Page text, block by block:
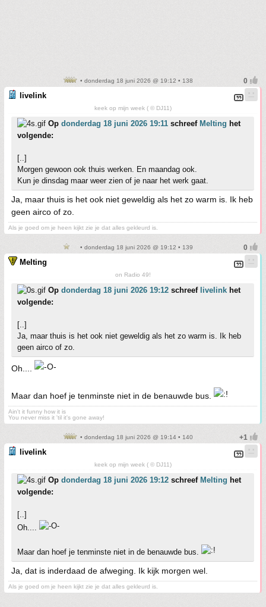
• donderdag 18 juni 2026 @ 19:12 • 138
livelink
keek op mijn week ( © DJ11)
Op donderdag 18 juni 2026 19:11 schreef Melting het
volgende:
[..]
Morgen gewoon ook thuis werken. En maandag ook.
Kun je dinsdag maar weer zien of je naar het werk gaat.
Ja, maar thuis is het ook niet geweldig als het zo warm is. Ik heb
geen airco of zo.
Als je goed om je heen kijkt zie je dat alles gekleurd is.
• donderdag 18 juni 2026 @ 19:12 • 139
Melting
on Radio 49!
Op donderdag 18 juni 2026 19:12 schreef livelink het
volgende:
[..]
Ja, maar thuis is het ook niet geweldig als het zo warm is. Ik heb
geen airco of zo.
Oh....
Maar dan hoef je tenminste niet in de benauwde bus.
Ain't it funny how it is
You never miss it 'til it's gone away!
• donderdag 18 juni 2026 @ 19:14 • 140
livelink
keek op mijn week ( © DJ11)
Op donderdag 18 juni 2026 19:12 schreef Melting het
volgende:
[..]
Oh....
Maar dan hoef je tenminste niet in de benauwde bus.
Ja, dat is inderdaad de afweging. Ik kijk morgen wel.
Als je goed om je heen kijkt zie je dat alles gekleurd is.